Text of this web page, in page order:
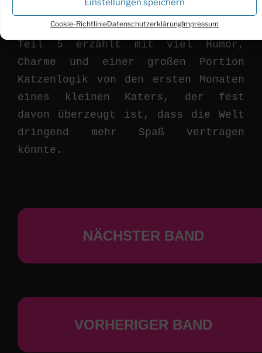
Einstellungen speichern
Cookie-RichtlinieDatenschutzerklärungImpressum
Teil 5 erzählt mit viel Humor,
Charme und einer großen Portion
Katzenlogik von den ersten Monaten
eines kleinen Katers, der fest
davon überzeugt ist, dass die Welt
dringend mehr Spaß vertragen
könnte.
NÄCHSTER BAND
VORHERIGER BAND